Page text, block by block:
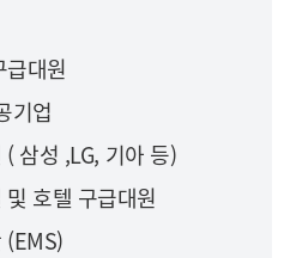
대원
기업
삼성 ,LG, 기아 등)
호텔 구급대원